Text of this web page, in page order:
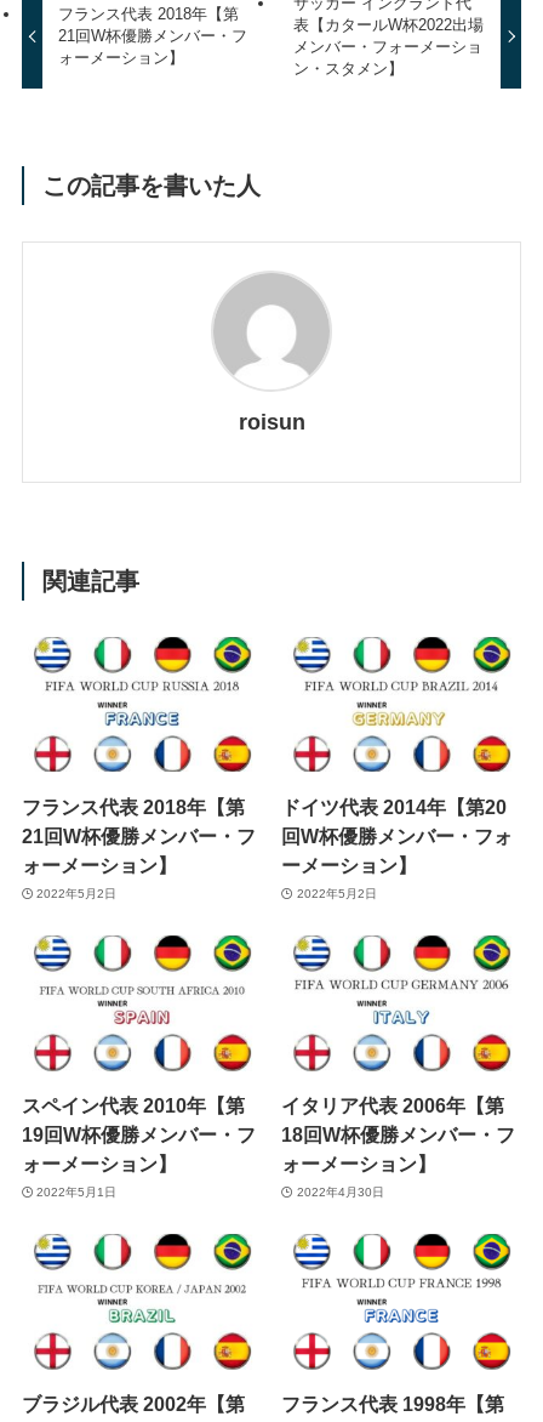
フランス代表 2018年【第
21回W杯優勝メンバー・フ
ォーメーション】
表【カタールW杯2022出場
メンバー・フォーメーショ
ン・スタメン】
この記事を書いた人
roisun
関連記事
フランス代表 2018年【第
21回W杯優勝メンバー・フ
ォーメーション】
2022年5月2日
ドイツ代表 2014年【第20
回W杯優勝メンバー・フォ
ーメーション】
2022年5月2日
スペイン代表 2010年【第
19回W杯優勝メンバー・フ
ォーメーション】
2022年5月1日
イタリア代表 2006年【第
18回W杯優勝メンバー・フ
ォーメーション】
2022年4月30日
ブラジル代表 2002年【第
フランス代表 1998年【第